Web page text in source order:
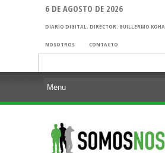
6 DE AGOSTO DE 2026
DIARIO DIGITAL. DIRECTOR: GUILLERMO
NOSOTROS CONTACTO